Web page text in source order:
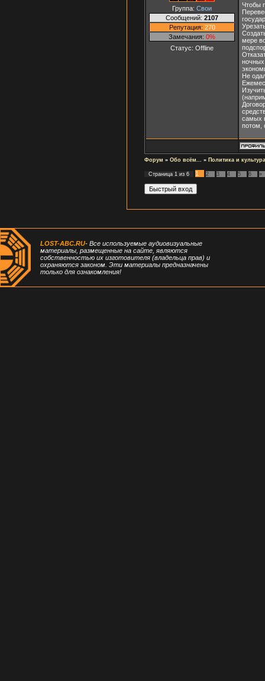
Группа: Свои
Сообщений: 2107
Репутация: 270
Замечания: 0%
Статус: Offline
Чтобы
мере
ночных
Не
самых
потом,
Форум » Обо всём... » Политика и культура
Страница 1 из 6 1 2 3 4 5 6 »
LOST-ABC.RU- Все используемые аудиовизуальные
материалы, размещенные на сайте, являются
собственностью их изготовителя (владельца прав) и
охраняются законом. Эти материалы предназначены
только для ознакомления!